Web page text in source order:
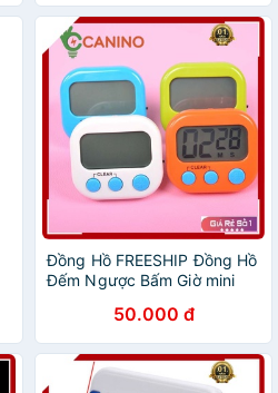
Đồng Hồ FREESHIP Đồng Hồ
Đếm Ngược Bấm Giờ mini
50.000 đ